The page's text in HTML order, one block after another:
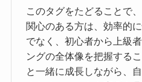
このタグをたどることで
関心のある方は、効率的
でなく、初心者から上級
ングの全体像を把握する
と一緒に成長しながら、